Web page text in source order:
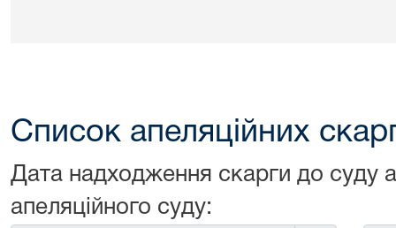
Список апеляційних
Дата надходження скарги до суду
апеляційного суду: